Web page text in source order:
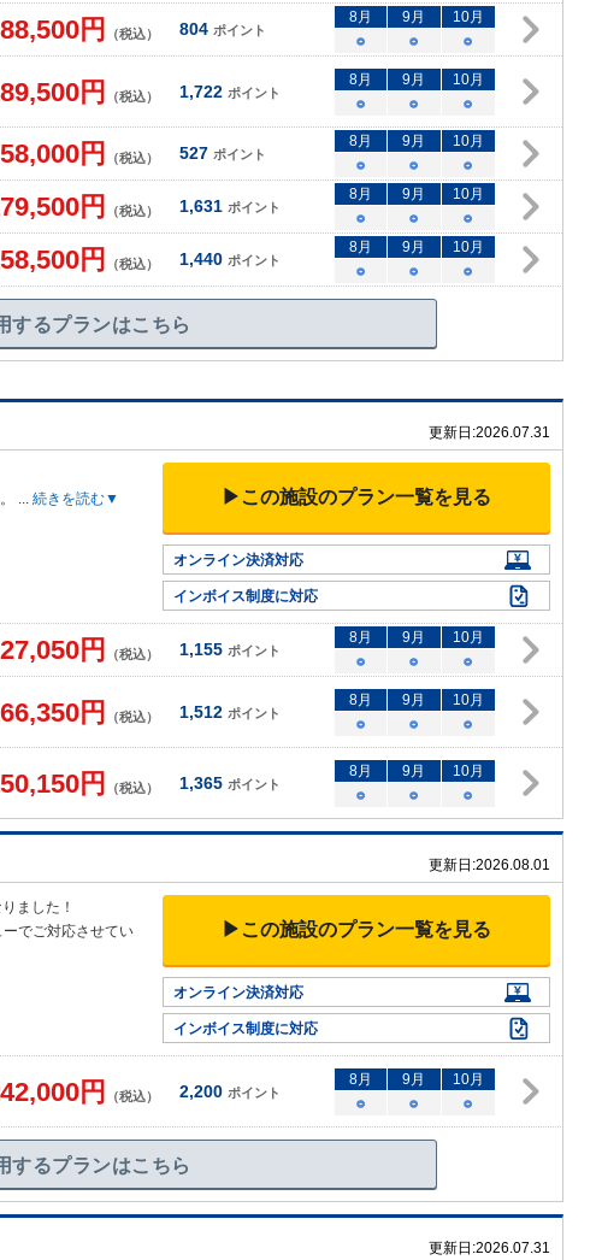
88,500円 （税込） 804 ポイント
8月 9月 10月
○
○ ○
円 （税込） 1,722 ポイント
8月 9月 10月
○
○ ○
58,000円 （税込） 527 ポイント
8月 9月 10月
○
○ ○
円 （税込） 1,631 ポイント
8月 9月 10月
○
○ ○
円 （税込） 1,440 ポイント
8月 9月 10月
○
○ ○
するプランはこちら
更新日:2026.07.31
... 続きを読む▼
▶この施設のプラン一覧を見る
オンライン決済対応
インボイス制度に対応
円 （税込） 1,155 ポイント
8月 9月 10月
○
○ ○
円 （税込） 1,512 ポイント
8月 9月 10月
○
○ ○
円 （税込） 1,365 ポイント
8月 9月 10月
○
○ ○
更新日:2026.08.01
ました！
でご対応させてい
▶この施設のプラン一覧を見る
オンライン決済対応
インボイス制度に対応
円 （税込） 2,200 ポイント
8月 9月 10月
○
○ ○
するプランはこちら
更新日:2026.07.31